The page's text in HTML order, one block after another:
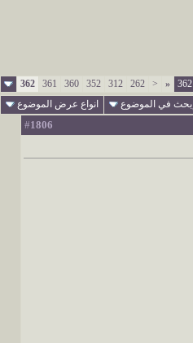
«
<
262
312
352
360
361
362
إبحث في الموضوع انواع عرض الموضوع
1806